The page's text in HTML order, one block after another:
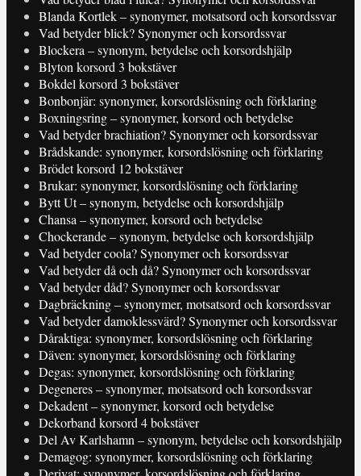
Blanda Kortlek – synonymer, motsatsord och korsordssvar
Vad betyder blick? Synonymer och korsordssvar
Blockera – synonym, betydelse och korsordshjälp
Blyton korsord 3 bokstäver
Bokdel korsord 3 bokstäver
Bonbonjär: synonymer, korsordslösning och förklaring
Boxningsring – synonymer, korsord och betydelse
Vad betyder brachiation? Synonymer och korsordssvar
Brådskande: synonymer, korsordslösning och förklaring
Brödet korsord 12 bokstäver
Brukar: synonymer, korsordslösning och förklaring
Bytt Ut – synonym, betydelse och korsordshjälp
Chansa – synonymer, korsord och betydelse
Chockerande – synonym, betydelse och korsordshjälp
Vad betyder coola? Synonymer och korsordssvar
Vad betyder då och då? Synonymer och korsordssvar
Vad betyder dåd? Synonymer och korsordssvar
Dagbräckning – synonymer, motsatsord och korsordssvar
Vad betyder damoklessvärd? Synonymer och korsordssvar
Dåraktiga: synonymer, korsordslösning och förklaring
Däven: synonymer, korsordslösning och förklaring
Degas: synonymer, korsordslösning och förklaring
Degeneres – synonymer, motsatsord och korsordssvar
Dekadent – synonymer, korsord och betydelse
Dekorband korsord 4 bokstäver
Del Av Karlshamn – synonym, betydelse och korsordshjälp
Demagog: synonymer, korsordslösning och förklaring